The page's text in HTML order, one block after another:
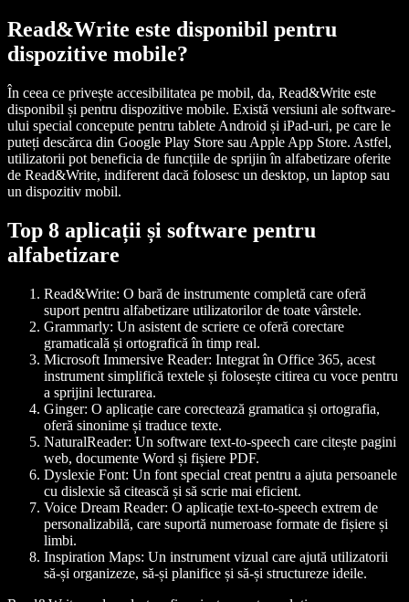
Read&Write este disponibil pentru
dispozitive mobile?
În ceea ce privește accesibilitatea pe mobil, da, Read&Write este
disponibil și pentru dispozitive mobile. Există versiuni ale software-
ului special concepute pentru tablete Android și iPad-uri, pe care le
puteți descărca din Google Play Store sau Apple App Store. Astfel,
utilizatorii pot beneficia de funcțiile de sprijin în alfabetizare oferite
de Read&Write, indiferent dacă folosesc un desktop, un laptop sau
un dispozitiv mobil.
Top 8 aplicații și software pentru
alfabetizare
Read&Write: O bară de instrumente completă care oferă
suport pentru alfabetizare utilizatorilor de toate vârstele.
Grammarly: Un asistent de scriere ce oferă corectare
gramaticală și ortografică în timp real.
Microsoft Immersive Reader: Integrat în Office 365, acest
instrument simplifică textele și folosește citirea cu voce pentru
a sprijini lecturarea.
Ginger: O aplicație care corectează gramatica și ortografia,
oferă sinonime și traduce texte.
NaturalReader: Un software text-to-speech care citește pagini
web, documente Word și fișiere PDF.
Dyslexie Font: Un font special creat pentru a ajuta persoanele
cu dislexie să citească și să scrie mai eficient.
Voice Dream Reader: O aplicație text-to-speech extrem de
personalizabilă, care suportă numeroase formate de fișiere și
limbi.
Inspiration Maps: Un instrument vizual care ajută utilizatorii
să-și organizeze, să-și planifice și să-și structureze ideile.